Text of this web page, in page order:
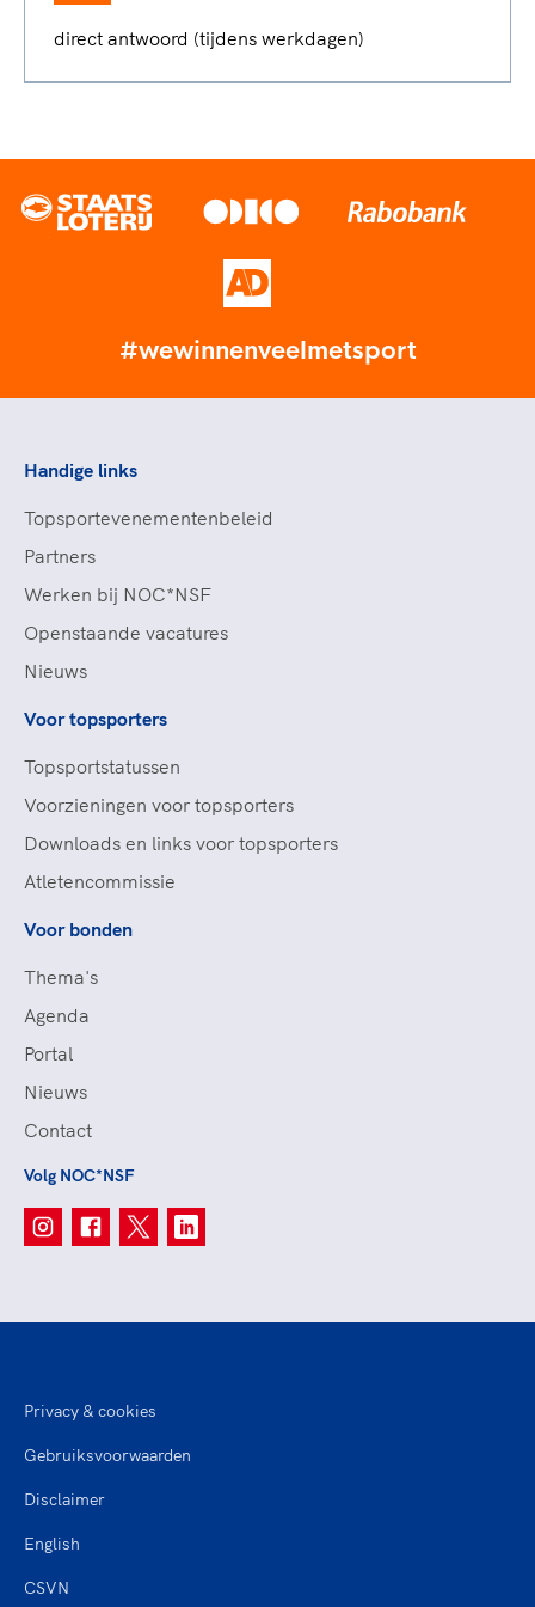
direct antwoord (tijdens werkdagen)
#wewinnenveelmetsport
Handige links
Topsportevenementenbeleid
Partners
Werken bij NOC*NSF
Openstaande vacatures
Nieuws
Voor topsporters
Topsportstatussen
Voorzieningen voor topsporters
Downloads en links voor topsporters
Atletencommissie
Voor bonden
Thema's
Agenda
Portal
Nieuws
Contact
Volg NOC*NSF
Privacy & cookies
Gebruiksvoorwaarden
Disclaimer
English
CSVN